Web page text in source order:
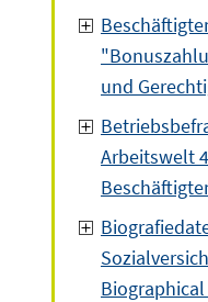
und
Arbeitswelt